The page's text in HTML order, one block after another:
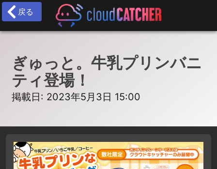
戻る
ぎゅっと。牛乳プリンバニ
ティ登場！
掲載日: 2023年5月3日 15:00